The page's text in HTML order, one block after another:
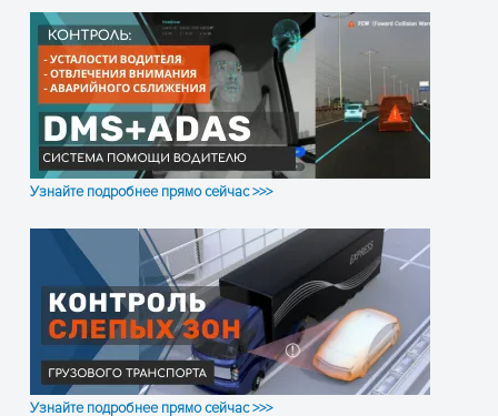
Узнайте подробнее прямо сейчас >>>
Узнайте подробнее прямо сейчас >>>
Занимаемая видео память
на HDD
CIF: 85 M-394 МБ/
Разрешение при
воспроизведении
PAL: 1 или 4х CIF
1 или 4х HD1 (704 х
NTSC: 1 или 4х CIF
480)
Битрейд аудио
Занимаемая аудио память
на HDD
14 МБ / час / канал
Жёсткий диск
1 SATA, 2.5″, до 1 TБ
Качество изображений
Восемь скоростей
Вход сигналов тревоги
4-х канальный